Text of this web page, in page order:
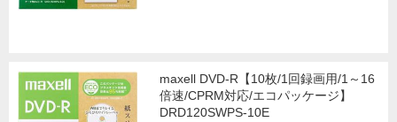
maxell DVD-R【10枚/1回録画用/1～16
倍速/CPRM対応/エコパッケージ】
DRD120SWPS-10E